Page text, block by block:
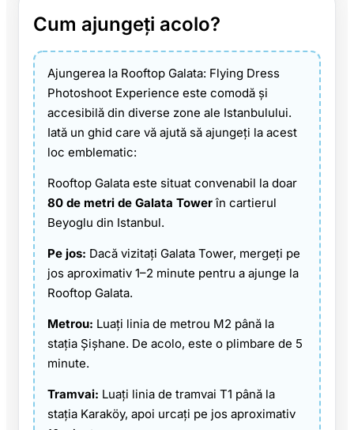
Cum ajungeți acolo?
Ajungerea la Rooftop Galata: Flying Dress
Photoshoot Experience este comodă și
accesibilă din diverse zone ale Istanbulului.
Iată un ghid care vă ajută să ajungeți la acest
loc emblematic:
Rooftop Galata este situat convenabil la doar
80 de metri de Galata Towerîn cartierul
Beyoglu din Istanbul.
Pe jos: Dacă vizitați Galata Tower, mergeți pe
jos aproximativ 1–2 minute pentru a ajunge la
Rooftop Galata.
Metrou: Luați linia de metrou M2 până la
stația Şişhane. De acolo, este o plimbare de 5
minute.
Tramvai: Luați linia de tramvai T1 până la
stația Karaköy, apoi urcați pe jos aproximativ